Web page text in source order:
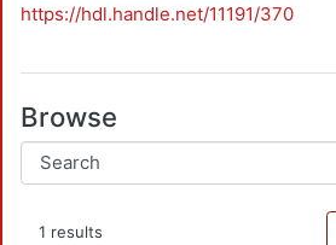
https://hdl.handle.net/11191/370
Browse
1 results